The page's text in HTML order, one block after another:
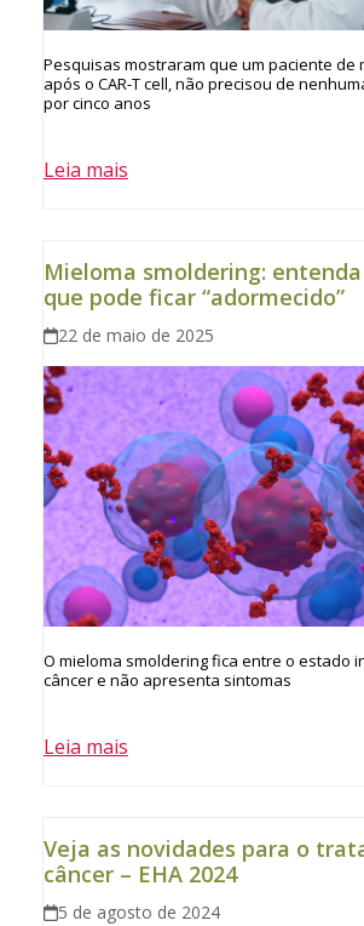
Pesquisas mostraram que um paciente de
após o CAR-T cell, não precisou de
por cinco anos
Leia mais
Mieloma smoldering:
que pode ficar “adormecido”
22 de maio de 2025
O mieloma smoldering fica entre o estado
câncer e não apresenta sintomas
Leia mais
Veja as novidades para o
câncer – EHA 2024
5 de agosto de 2024